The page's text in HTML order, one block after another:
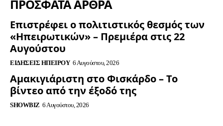
ΠΡΟΣΦΑΤΑ ΑΡΘΡΑ
Επιστρέφει ο πολιτιστικός θεσμός των
«Ηπειρωτικών» – Πρεμιέρα στις 22
Αυγούστου
ΕΙΔΉΣΕΙΣ ΗΠΕΊΡΟΥ 6 Αυγούστου, 2026
Αμακιγιάριστη στο Φισκάρδο – Το
βίντεο από την έξοδό της
SHOWBIZ 6 Αυγούστου, 2026